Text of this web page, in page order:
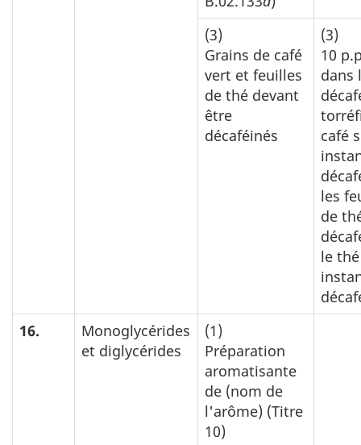
(3)
Grains de café
vert et feuilles
de thé devant
être
décaféinés
(3)
10
dans
café
les
de
le thé
16.
Monoglycérides
et diglycérides
(1)
Préparation
aromatisante
de (nom de
l'arôme) (Titre
10)